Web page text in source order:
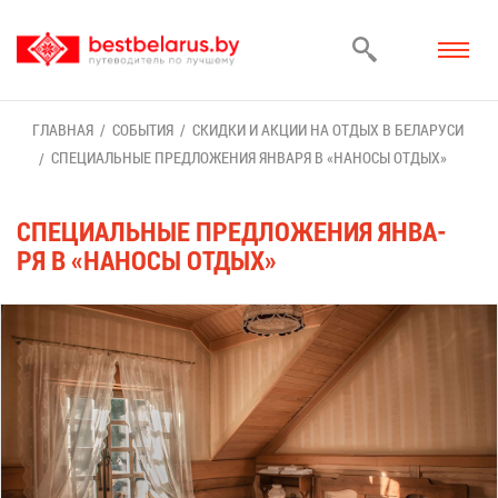
ГЛАВ­НАЯ СО­БЫ­ТИЯ
СКИД­КИ И АК­ЦИИ НА ОТ­ДЫХ В БЕ­ЛА­РУ­СИ
СПЕ­ЦИ­АЛЬ­НЫЕ ПРЕД­ЛО­ЖЕ­НИЯ ЯН­ВА­РЯ В «НА­НО­СЫ ОТ­ДЫХ»
СПЕ­ЦИ­АЛЬ­НЫЕ ПРЕД­ЛО­ЖЕ­НИЯ ЯН­ВА­
РЯ В «НА­НО­СЫ ОТ­ДЫХ»